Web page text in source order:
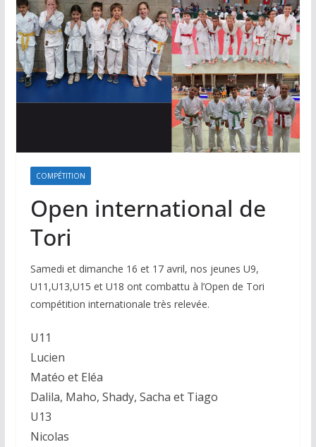
COMPÉTITION
Open international de
Tori
Samedi et dimanche 16 et 17 avril, nos jeunes U9,
U11,U13,U15 et U18 ont combattu à l’Open de Tori
compétition internationale très relevée.
U11
Lucien
Matéo et Eléa
Dalila, Maho, Shady, Sacha et Tiago
U13
Nicolas